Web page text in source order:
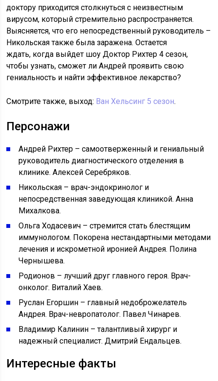
доктору приходится столкнуться с неизвестным
вирусом, который стремительно распространяется.
Выясняется, что его непосредственный руководитель –
Никольская также была заражена. Остается
ждать, когда выйдет шоу Доктор Рихтер 4 сезон,
чтобы узнать, сможет ли Андрей проявить свою
гениальность и найти эффективное лекарство?
Смотрите также, выход: Ван Хельсинг 5 сезон.
Персонажи
Андрей Рихтер – самоотверженный и гениальный
руководитель диагностического отделения в
клинике. Алексей Серебряков.
Никольская – врач-эндокринолог и
непосредственная заведующая клиникой. Анна
Михалкова.
Ольга Ходасевич – стремится стать блестящим
иммунологом. Покорена нестандартными методами
лечения и искрометной иронией Андрея. Полина
Чернышева.
Родионов – лучший друг главного героя. Врач-
онколог. Виталий Хаев.
Руслан Егоршин – главный недоброжелатель
Андрея. Врач-невропатолог. Павел Чинарев.
Владимир Калинин – талантливый хирург и
надежный специалист. Дмитрий Ендальцев.
Интересные факты